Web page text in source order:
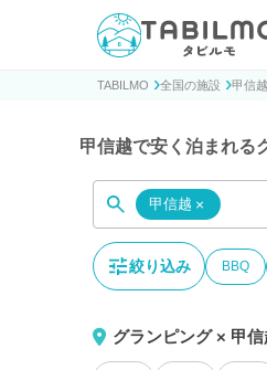
貸別荘コテージ・一棟
TABILMO 全国の施設 甲信越
甲信越で安く泊まれる
甲信越 ×
絞り込み BBQ
グランピング × 甲